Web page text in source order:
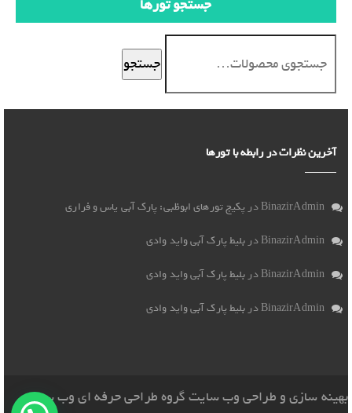
جستجو تورها
جستجو
آخرین نظرات در رابطه با تورها
BinazirAdminدر پکیج تورهای ابوظبی: پارک آبی یاس و فراری
BinazirAdminدر بلیط پارک آبی واید وادی
BinazirAdminدر بلیط پارک آبی واید وادی
BinazirAdminدر بلیط پارک آبی واید وادی
بهینه سازیوطراحی وب سایتگروهطراحی حرفه ای وب سایت